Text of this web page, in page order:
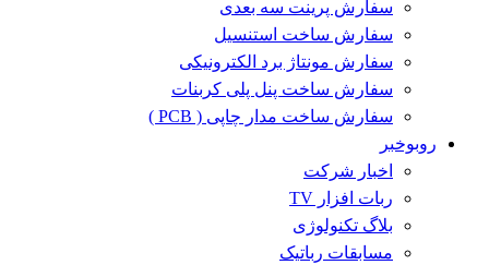
سفارش پرینت سه بعدی
سفارش ساخت استنسیل
سفارش مونتاژ برد الکترونیکی
سفارش ساخت پنل پلی کربنات
سفارش ساخت مدار چاپی ( PCB )
روبوخبر
اخبار شرکت
ربات افزار TV
بلاگ تکنولوژی
مسابقات رباتیک